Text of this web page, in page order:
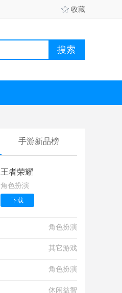
收藏
手游新品榜
王者荣耀
角色扮演
下载
角色扮演
其它游戏
角色扮演
休闲益智